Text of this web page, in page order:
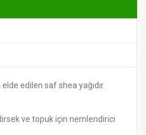
edilen saf shea yağıdır.
ve topuk için nemlendirici